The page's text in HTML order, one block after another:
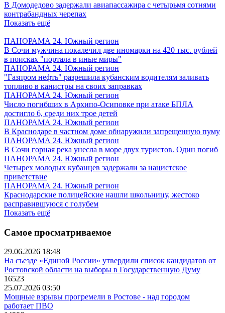
В Домодедово задержали авиапассажира с четырьмя сотнями
контрабандных черепах
Показать ещё
ПАНОРАМА 24. Южный регион
В Сочи мужчина покалечил две иномарки на 420 тыс. рублей
в поисках "портала в иные миры"
ПАНОРАМА 24. Южный регион
"Газпром нефть" разрешила кубанским водителям заливать
топливо в канистры на своих заправках
ПАНОРАМА 24. Южный регион
Число погибших в Архипо-Осиповке при атаке БПЛА
достигло 6, среди них трое детей
ПАНОРАМА 24. Южный регион
В Краснодаре в частном доме обнаружили запрещенную пуму
ПАНОРАМА 24. Южный регион
В Сочи горная река унесла в море двух туристов. Один погиб
ПАНОРАМА 24. Южный регион
Четырех молодых кубанцев задержали за нацистское
приветствие
ПАНОРАМА 24. Южный регион
Краснодарские полицейские нашли школьницу, жестоко
расправившуюся с голубем
Показать ещё
Самое просматриваемое
29.06.2026 18:48
На съезде «Единой России» утвердили список кандидатов от
Ростовской области на выборы в Государственную Думу
16523
25.07.2026 03:50
Мощные взрывы прогремели в Ростове - над городом
работает ПВО